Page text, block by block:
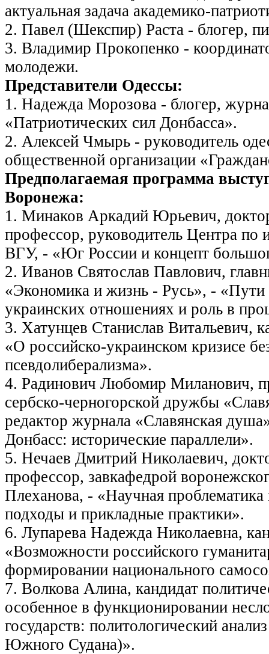
актуальная задача академико-
2. Павел (Шекспир) Раста - блогер,
3. Владимир Прокопенко -
молодежи.
Представители Одессы:
1. Надежда Морозова - блогер,
«Патриотических cил Донбасса».
2. Алексей Чмырь - руководитель
общественной организации
Предполагаемая программа
Воронежа:
1. Минаков Аркадий Юрьевич,
профессор, руководитель Центра по
ВГУ, - «Юг России и концепт
2. Иванов Святослав Павлович,
«Экономика и жизнь - Русь», - «Пути
украинских отношениях и роль в
3. Хатунцев Станислав Витальевич,
«О российско-украинском кризисе
псевдолиберализма».
4. Радинович Любомир Миланович,
сербско-черногорской дружбы
редактор журнала «Славянская
Донбасс: исторические параллели».
5. Нечаев Дмитрий Николаевич,
профессор, завкафедрой
Плеханова, - «Научная проблематика
подходы и прикладные практики».
6. Лупарева Надежда Николаевна,
«Возможности российского
формировании национального
7. Волкова Алина, кандидат
особенное в функционировании
государств: политологический
Южного Судана)».